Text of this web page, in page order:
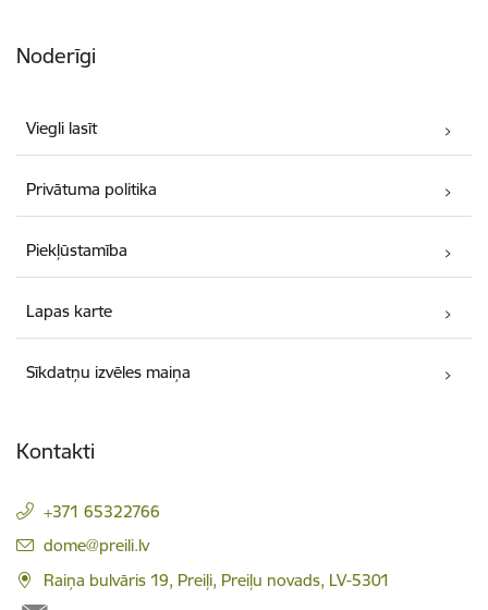
Noderīgi
Viegli lasīt
Privātuma politika
Piekļūstamība
Lapas karte
Sīkdatņu izvēles maiņa
Kontakti
+371 65322766
E-pasts:
dome@preili.lv
Raiņa bulvāris 19, Preiļi, Preiļu novads, LV-5301